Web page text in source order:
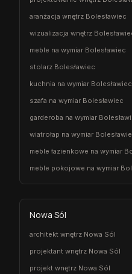
aranżacja wnętrz Bolesławiec
wizualizacja wnętrz
meble na wymiar Bolesławiec
stolarz Bolesławiec
kuchnia na wymiar Bolesławiec
szafa na wymiar Bolesławiec
garderoba na wymiar
wiatrołap na wymiar
meble łazienkowe na wymiar
meble pokojowe na wymiar
Nowa Sól
architekt wnętrz Nowa Sól
projektant wnętrz Nowa Sól
projekt wnętrz Nowa Sól